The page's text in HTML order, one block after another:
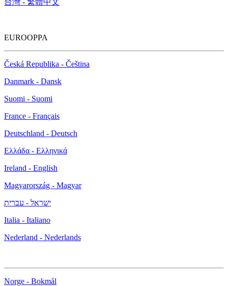
台灣 - 繁體中文
EUROOPPA
Česká Republika - Čeština
Danmark - Dansk
Suomi - Suomi
France - Français
Deutschland - Deutsch
Ελλάδα - Ελληνικά
Ireland - English
Magyarország - Magyar
ישראל - עברית
Italia - Italiano
Nederland - Nederlands
Norge - Bokmål